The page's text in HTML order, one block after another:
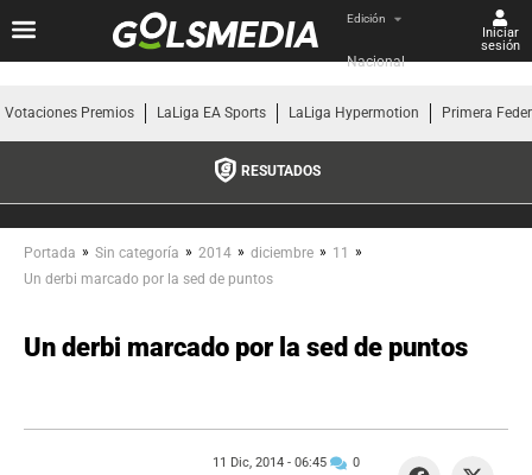
Edición
Nacional
Iniciar
sesión
Votaciones Premios LaLiga EA Sports LaLiga Hypermotion Primera
RESUTADOS
Portada » Sin categoría » 2014 » diciembre » 11
»
Un derbi marcado por la sed de puntos
Un derbi marcado por la sed de puntos
11 Dic, 2014 - 06:45 0